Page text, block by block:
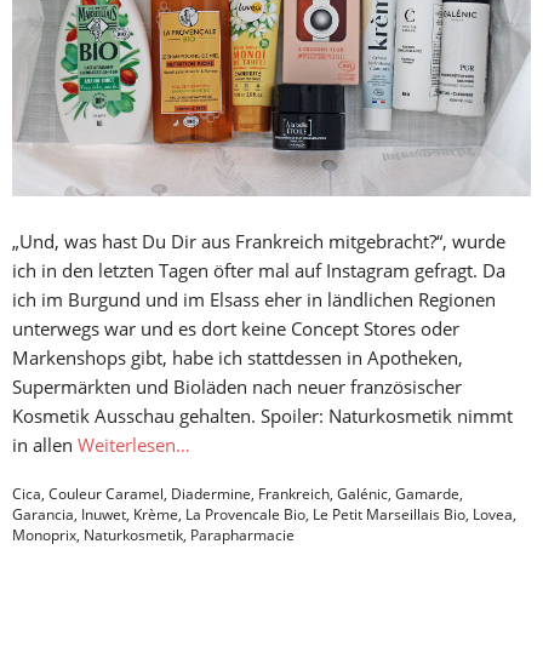
„Und, was hast Du Dir aus Frankreich mitgebracht?“, wurde
ich in den letzten Tagen öfter mal auf Instagram gefragt. Da
ich im Burgund und im Elsass eher in ländlichen Regionen
unterwegs war und es dort keine Concept Stores oder
Markenshops gibt, habe ich stattdessen in Apotheken,
Supermärkten und Bioläden nach neuer französischer
Kosmetik Ausschau gehalten. Spoiler: Naturkosmetik nimmt
in allen Weiterlesen…
Cica, Couleur Caramel, Diadermine, Frankreich, Galénic, Gamarde,
Garancia, Inuwet, Krème, La Provencale Bio, Le Petit Marseillais Bio, Lovea,
Monoprix, Naturkosmetik, Parapharmacie